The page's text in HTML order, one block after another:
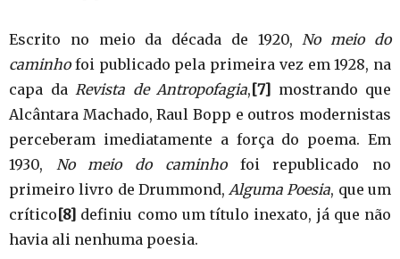
Escrito no meio da década de 1920, No meio do
caminhofoi publicado pela primeira vez em 1928, na
capa da Revista de Antropofagia,[7] mostrando que
Alcântara Machado, Raul Bopp e outros modernistas
perceberam imediatamente a força do poema. Em
1930,
No meio do caminhofoi republicado no
primeiro livro de Drummond, Alguma Poesia, que um
crítico[8] definiu como um título inexato, já que não
havia ali nenhuma poesia.